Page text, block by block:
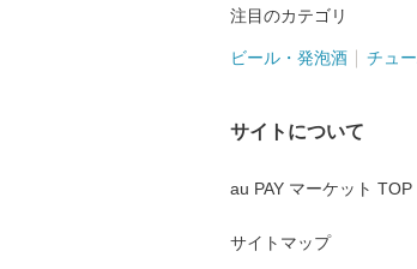
注目のカテゴリ
ビール・発泡酒 チュ
サイトについて
au PAY マーケット TOP
サイトマップ